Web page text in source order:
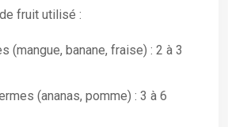
fruit utilisé :
(mangue, banane, fraise) : 2 à 3
(ananas, pomme) : 3 à 6